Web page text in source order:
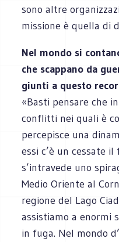
sono altre
missione è quella di
Nel mondo si
che scappano da
giunti a questo
«Basti pensare che
conflitti nei quali è
percepisce una
essi c’è un cessate
s’intravede uno
Medio Oriente al
regione del Lago
assistiamo a enormi
in fuga. Nel mondo